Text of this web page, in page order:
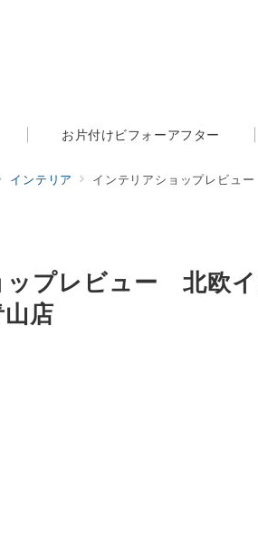
お片付けビフォーアフター
インテリア インテリアショップレビュ
ップレビュー 北欧
店